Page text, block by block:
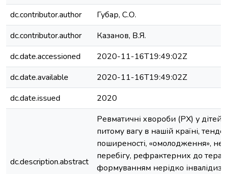
dc.contributor.author
Губар, С.О.
dc.contributor.author
Казанов, В.Я.
dc.date.accessioned
2020-11-16T19:49:02Z
dc.date.available
2020-11-16T19:49:02Z
dc.date.issued
2020
dc.description.abstract
Ревматичні хвороби (РХ) у дітей
питому вагу в нашій країні,
поширеності, «омолодження»,
перебігу, рефрактерних до
формуванням нерідко